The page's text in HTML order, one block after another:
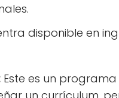
disponible en
Este es un